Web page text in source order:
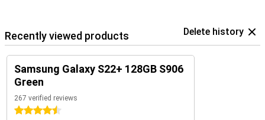
Recently viewed products Delete history
Samsung Galaxy S22+ 128GB S906
Green
267 verified reviews
4.5 stars